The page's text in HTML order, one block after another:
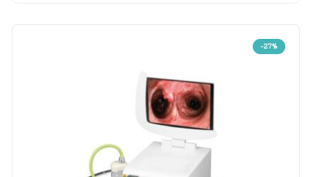
-27%